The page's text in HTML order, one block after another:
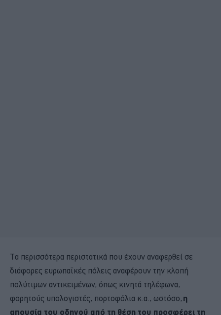
Τα περισσότερα περιστατικά που έχουν αναφερθεί σε
διάφορες ευρωπαϊκές πόλεις αναφέρουν την κλοπή
πολύτιμων αντικειμένων, όπως κινητά τηλέφωνα,
φορητούς υπολογιστές, πορτοφόλια κ.α., ωστόσο, η
απουσία του οδηγού από τη θέση του προσφέρει τη